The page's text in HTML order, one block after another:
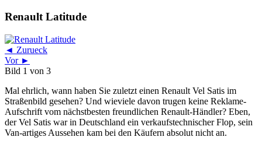
Renault Latitude
◄ Zurueck
Vor ►
Bild 1 von 3
Mal ehrlich, wann haben Sie zuletzt einen Renault Vel Satis im
Straßenbild gesehen? Und wieviele davon trugen keine Reklame-
Aufschrift vom nächstbesten freundlichen Renault-Händler? Eben,
der Vel Satis war in Deutschland ein verkaufstechnischer Flop, sein
Van-artiges Aussehen kam bei den Käufern absolut nicht an.